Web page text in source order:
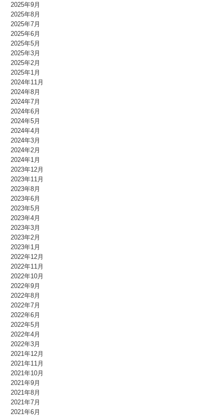
2025年9月
2025年8月
2025年7月
2025年6月
2025年5月
2025年3月
2025年2月
2025年1月
2024年11月
2024年8月
2024年7月
2024年6月
2024年5月
2024年4月
2024年3月
2024年2月
2024年1月
2023年12月
2023年11月
2023年8月
2023年6月
2023年5月
2023年4月
2023年3月
2023年2月
2023年1月
2022年12月
2022年11月
2022年10月
2022年9月
2022年8月
2022年7月
2022年6月
2022年5月
2022年4月
2022年3月
2021年12月
2021年11月
2021年10月
2021年9月
2021年8月
2021年7月
2021年6月